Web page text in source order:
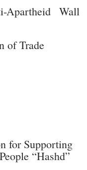
Apartheid Wall
of Trade
for Supporting
“Hashd”